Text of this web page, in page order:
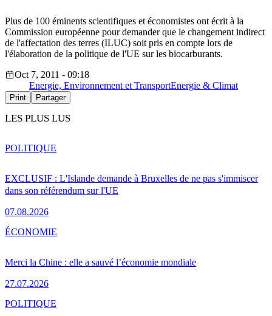
Plus de 100 éminents scientifiques et économistes ont écrit à la
Commission européenne pour demander que le changement indirect
de l'affectation des terres (ILUC) soit pris en compte lors de
l'élaboration de la politique de l'UE sur les biocarburants.
Oct 7, 2011 - 09:18
Energie, Environnement et TransportEnergie & Climat
Print Partager
LES PLUS LUS
EXCLUSIF : L'Islande demande à Bruxelles de ne pas s'immiscer
dans son référendum sur l'UE
07.08.2026
POLITIQUE
Merci la Chine : elle a sauvé l’économie mondiale
27.07.2026
ÉCONOMIE
POLITIQUE